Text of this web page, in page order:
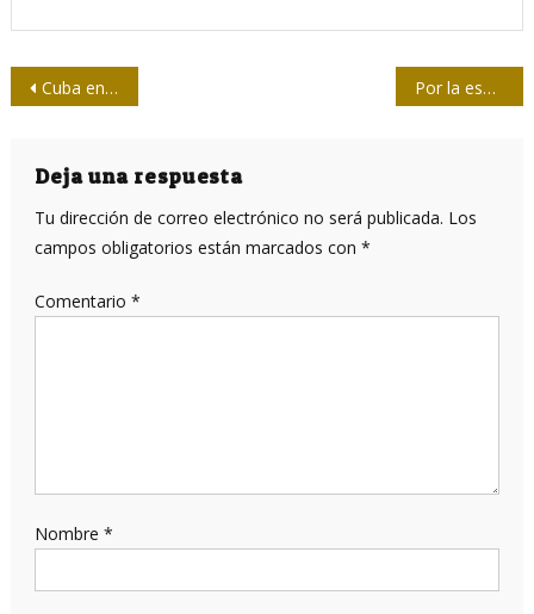
Navegación
entradas
Cuba en dos planetas Por la espada y por la pluma: la Revolución Haitiana y la batalla de ideas
Deja una respuesta
Tu dirección de correo electrónico no será publicada. Los
campos obligatorios están marcados con *
Comentario *
Nombre *